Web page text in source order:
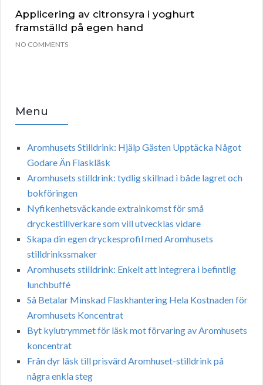
Applicering av citronsyra i yoghurt
framställd på egen hand
NO COMMENTS
Menu
Aromhusets Stilldrink: Hjälp Gästen Upptäcka Något
Godare Än Flaskläsk
Aromhusets stilldrink: tydlig skillnad i både lagret och
bokföringen
Nyfikenhetsväckande extrainkomst för små
dryckestillverkare som vill utvecklas vidare
Skapa din egen dryckesprofil med Aromhusets
stilldrinkssmaker
Aromhusets stilldrink: Enkelt att integrera i befintlig
lunchbuffé
Så Betalar Minskad Flaskhantering Hela Kostnaden för
Aromhusets Koncentrat
Byt kylutrymmet för läsk mot förvaring av Aromhusets
koncentrat
Från dyr läsk till prisvärd Aromhuset-stilldrink på
några enkla steg